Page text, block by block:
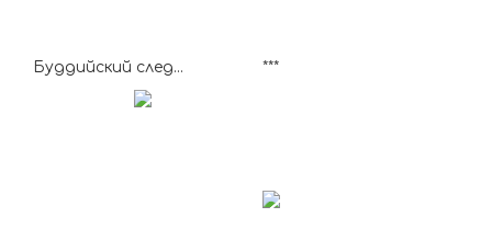
Буддийский след... ***